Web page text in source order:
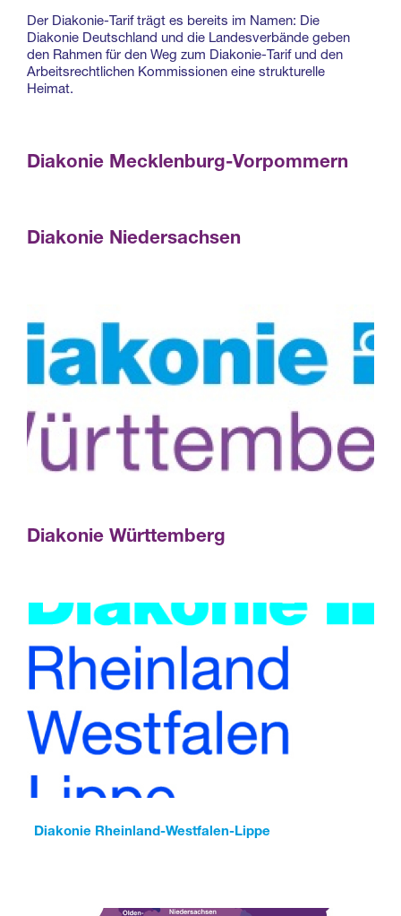
Der Diakonie-Tarif trägt es bereits im Namen: Die
Diakonie Deutschland und die Landesverbände geben
den Rahmen für den Weg zum Diakonie-Tarif und den
Arbeitsrechtlichen Kommissionen eine strukturelle
Heimat.
Diakonie Mecklenburg-Vorpommern
Diakonie Niedersachsen
Diakonie Württemberg
Diakonie Rheinland-Westfalen-Lippe